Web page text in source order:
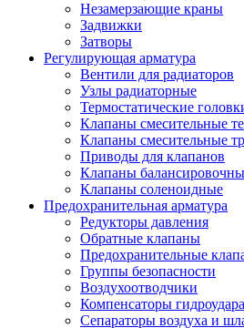
Незамерзающие краны
Задвижки
Затворы
Регулирующая арматура
Вентили для радиаторов
Узлы радиаторные
Термостатические
Клапаны смесительные
Клапаны смесительные
Приводы для клапанов
Клапаны
Клапаны соленоидные
Предохранительная арматура
Редукторы давления
Обратные клапаны
Предохранительные
Группы безопасности
Воздухоотводчики
Компенсаторы гидроудара
Сепараторы воздуха и